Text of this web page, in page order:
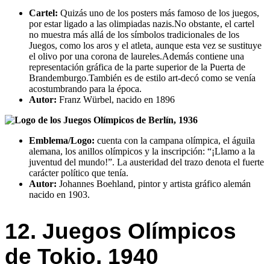
Cartel: Quizás uno de los posters más famoso de los juegos,
por estar ligado a las olimpiadas nazis.No obstante, el cartel
no muestra más allá de los símbolos tradicionales de los
Juegos, como los aros y el atleta, aunque esta vez se sustituye
el olivo por una corona de laureles.Además contiene una
representación gráfica de la parte superior de la Puerta de
Brandemburgo.También es de estilo art-decó como se venía
acostumbrando para la época.
Autor: Franz Würbel, nacido en 1896
Emblema/Logo: cuenta con la campana olímpica, el águila
alemana, los anillos olímpicos y la inscripción: “¡Llamo a la
juventud del mundo!”. La austeridad del trazo denota el fuerte
carácter político que tenía.
Autor: Johannes Boehland, pintor y artista gráfico alemán
nacido en 1903.
12. Juegos Olímpicos
de Tokio, 1940